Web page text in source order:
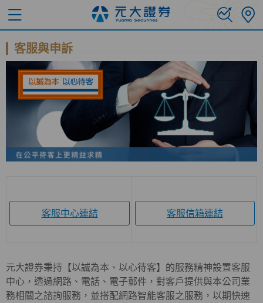
客服與申訴
客服中心連結 客服信箱連結
元大證券秉持【以誠為本、以心待客】的服務精神設置客服
中心，透過網路、電話、電子郵件，對客戶提供與本公司業
務相關之諮詢服務，並搭配網路智能客服之服務，以期快速